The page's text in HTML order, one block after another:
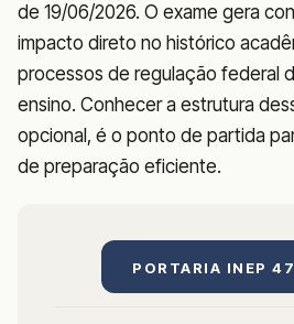
de 19/06/2026. O exame gera
impacto direto no histórico
processos de regulação federal
ensino. Conhecer a estrutura
opcional, é o ponto de partida
de preparação eficiente.
PORTARIA INEP